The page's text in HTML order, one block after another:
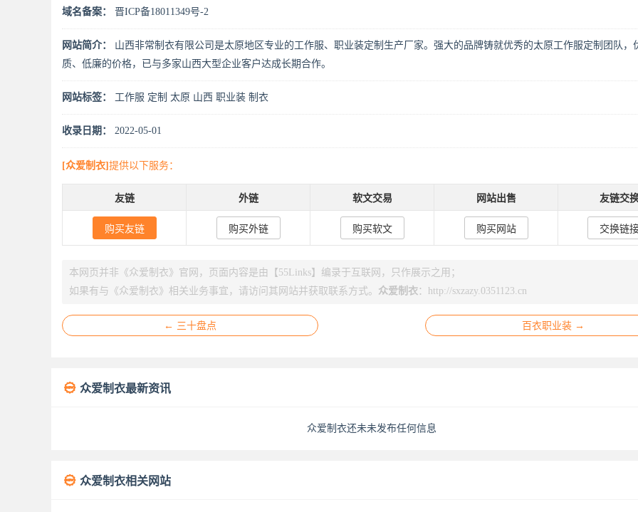
域名备案： 晋ICP备18011349号-2
网站简介：
山西非常制衣有限公司是太原地区专业的工作服、职业装定制生产厂家。强大的品牌铸就优秀的太原工作服定制团队，
质、低廉的价格，已与多家山西大型企业客户达成长期合作。
网站标签： 工作服 定制 太原 山西 职业装 制衣
收录日期： 2022-05-01
[众爱制衣] 提供以下服务：
友链 外链 软文交易 网站出售 友链交
购买友链 购买外链 购买软文 购买网站 交换链
本网页并非《众爱制衣》官网，页面内容是由【55Links】编录于互联网，只作展示之用；
如果有与《众爱制衣》相关业务事宜，请访问其网站并获取联系方式。 众爱制衣 ： http://sxzazy.0351123.cn
← 三十盘点 百衣职业装 →
 众爱制衣最新资讯
众爱制衣还未未发布任何信息
 众爱制衣相关网站